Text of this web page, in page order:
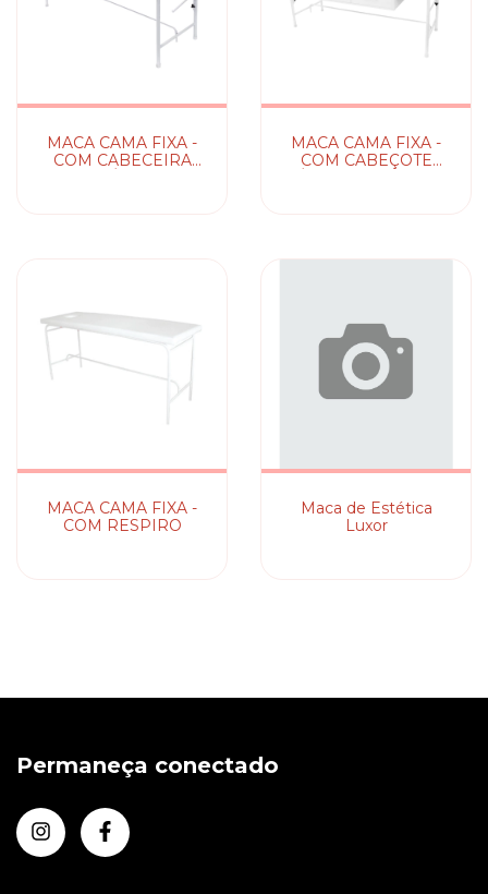
MACA CAMA FIXA -
COM CABECEIRA
MACA CAMA FIXA -
COM CABEÇOTE
MACA CAMA FIXA -
COM RESPIRO
Maca de Estética
Luxor
Permaneça conectado